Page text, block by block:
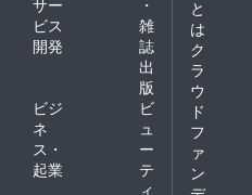
ビス
開発
雑
誌
出
版
ビジ
ネ
ス・
起業
ビ
ュ
ー
テ
ィ
と
は
ク
ラ
ウ
ド
フ
ァ
ン